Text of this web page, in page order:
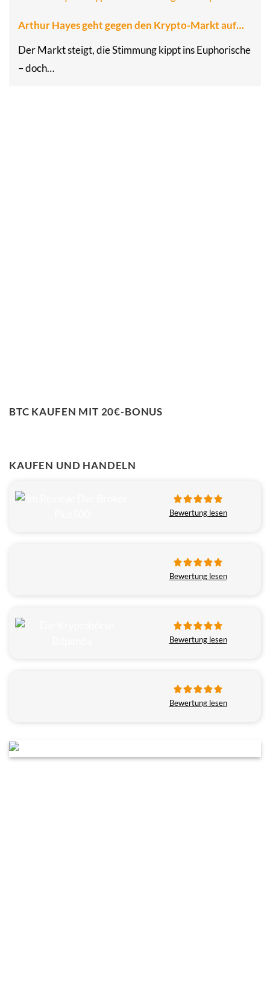
Arthur Hayes geht gegen den Krypto-Markt auf…
Der Markt steigt, die Stimmung kippt ins Euphorische
– doch…
BTC KAUFEN MIT 20€-BONUS
KAUFEN UND HANDELN
Bewertung lesen
Bewertung lesen
Bewertung lesen
Bewertung lesen